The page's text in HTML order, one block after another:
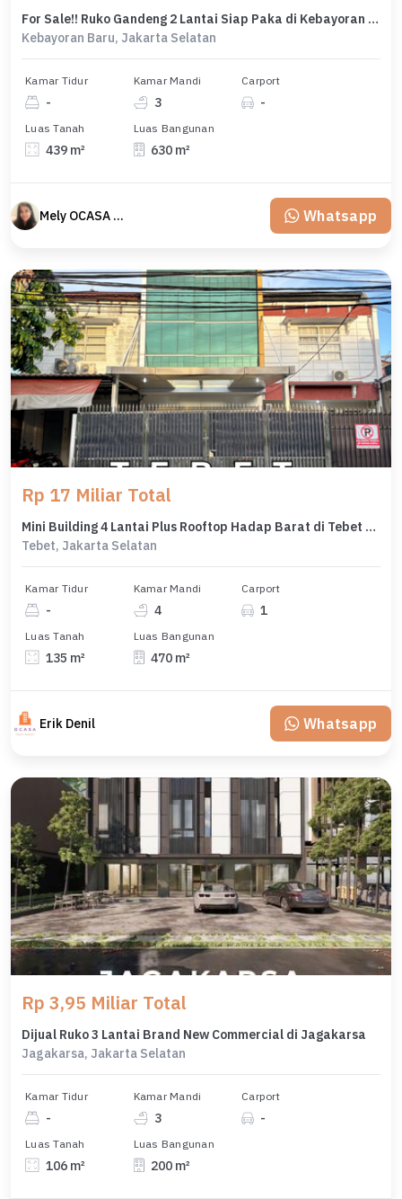
For Sale!! Ruko Gandeng 2 Lantai Siap Paka di Kebayoran Baru
Kebayoran Baru, Jakarta Selatan
Kamar Tidur
-
Kamar Mandi
3
Carport
-
Luas Tanah
439 m²
Luas Bangunan
630 m²
Mely OCASA PROPERTY Whatsapp
Rp 17 Miliar Total
Mini Building 4 Lantai Plus Rooftop Hadap Barat di Tebet Barat
Tebet, Jakarta Selatan
Kamar Tidur
-
Kamar Mandi
4
Carport
1
Luas Tanah
135 m²
Luas Bangunan
470 m²
Erik Denil Whatsapp
Rp 3,95 Miliar Total
Dijual Ruko 3 Lantai Brand New Commercial di Jagakarsa
Jagakarsa, Jakarta Selatan
Kamar Tidur
-
Kamar Mandi
3
Carport
-
Luas Tanah
106 m²
Luas Bangunan
200 m²